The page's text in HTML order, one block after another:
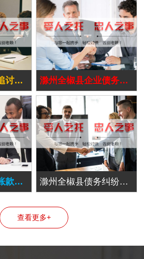
滁州全椒县商账追讨清欠 滁州全椒县企业债务追讨
滁州全椒县应收账款追讨 滁州全椒县债务纠纷处理
查看更多+